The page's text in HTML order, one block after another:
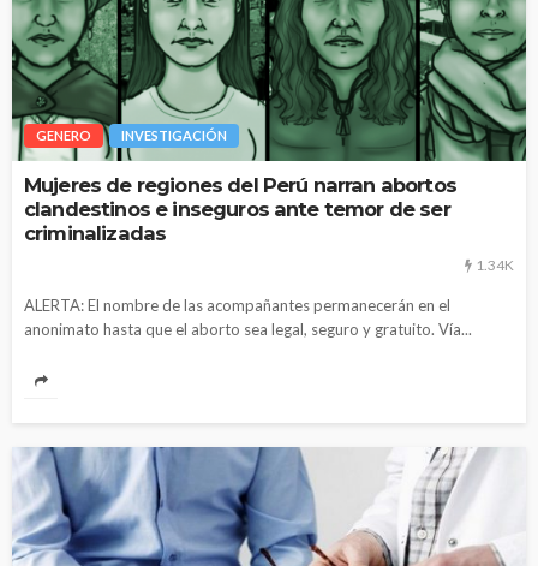
GENERO INVESTIGACIÓN
Mujeres de regiones del Perú narran abortos
clandestinos e inseguros ante temor de ser
criminalizadas
1.34K
ALERTA: El nombre de las acompañantes permanecerán en el
anonimato hasta que el aborto sea legal, seguro y gratuito. Vía...